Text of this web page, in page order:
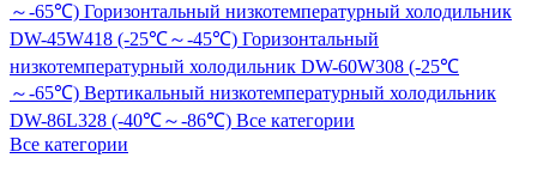
～-65℃) Горизонтальный низкотемпературный холодильник
DW-45W418 (-25℃～-45℃) Горизонтальный
низкотемпературный холодильник DW-60W308 (-25℃
～-65℃) Вертикальный низкотемпературный холодильник
DW-86L328 (-40℃～-86℃) Все категории
Все категории